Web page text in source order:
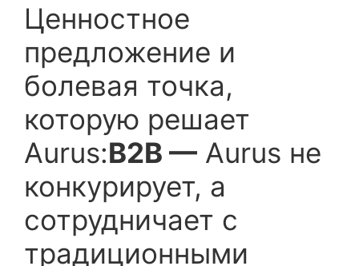
Ценностное
предложение и
болевая точка,
которую решает
Aurus:B2B — Aurus не
конкурирует, а
сотрудничает с
традиционными